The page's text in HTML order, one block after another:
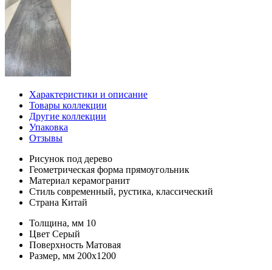
Характеристики и описание
Товары коллекции
Другие коллекции
Упаковка
Отзывы
Рисунок под дерево
Геометрическая форма прямоугольник
Материал керамогранит
Стиль современный, рустика, классический
Страна Китай
Толщина, мм 10
Цвет Серый
Поверхность Матовая
Размер, мм 200x1200